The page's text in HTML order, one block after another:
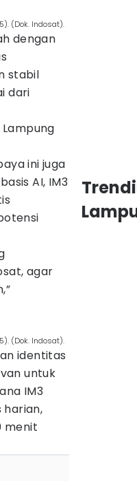
(Dok. Indosat).
dengan
stabil
dari
ini juga
AI, IM3
agar
(Dok. Indosat).
identitas
untuk
IM3
harian,
menit